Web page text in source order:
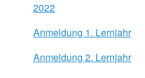
2022
Anmeldung 1. Lernjahr
Anmeldung 2. Lernjahr